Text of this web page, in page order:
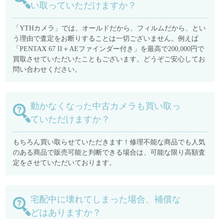
い取っていただけますか？
「YTHカメラ」では、オールドだから、フィルムだから、とい
う理由で査定をお断りすることは一切ございません。例えば
「PENTAX 67 II＋AEファインダー付き」を最高で200,000円で
買取させていただいたこともございます。どうぞご安心してお
問い合わせください。
動かなくなった中古カメラも買い取っ
ていただけますか？
もちろん買い取らせていただきます！修理不能な商品でも人気
のある商品で販売可能と判断できる場合は、可能な限り高額査
定をさせていただいております。
宅配中に壊れてしまった場合、補償な
どはありますか？